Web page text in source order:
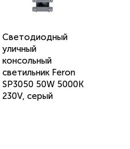
Светодиодный
уличный
консольный
светильник Feron
SP3050 50W 5000K
230V, серый